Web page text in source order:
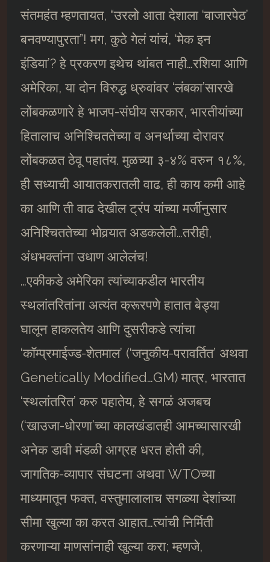
संतमहंत म्हणतायत, “उरलो आता देशाला ‘बाजारपेठ’
बनवण्यापुरता”! मग, कुठे गेलं यांचं, ‘मेक इन
इंडिया’? हे प्रकरण इथेच थांबत नाही…रशिया आणि
अमेरिका, या दोन विरुद्ध ध्रुवांवर ‘लंबका’सारखे
लोंबकळणारे हे भाजप-संघीय सरकार, भारतीयांच्या
हितालाच अनिश्चिततेच्या व अनर्थाच्या दोरावर
लोंबकळत ठेवू पहातंय. मुळच्या ३-४% वरुन १८%,
ही सध्याची आयातकरातली वाढ, ही काय कमी आहे
का आणि ती वाढ देखील ट्रंप यांच्या मर्जीनुसार
अनिश्चिततेच्या भोवर्‍यात अडकलेली…तरीही,
अंधभक्तांना उधाण आलेलंच!
…एकीकडे अमेरिका त्यांच्याकडील भारतीय
स्थलांतरितांना अत्यंत क्रूरपणे हातात बेड्या
घालून हाकलतेय आणि दुसरीकडे त्यांचा
‘काॅम्प्रमाईज्ड-शेतमाल’ (‘जनुकीय-परावर्तित’ अथवा
Genetically Modified…GM) मात्र, भारतात
‘स्थलांतरित’ करु पहातेय, हे सगळं अजबच
(‘खाउजा-धोरणा’च्या कालखंडातही आमच्यासारखी
अनेक डावी मंडळी आग्रह धरत होती की,
जागतिक-व्यापार संघटना अथवा WTOच्या
माध्यमातून फक्त, वस्तुमालालाच सगळ्या देशांच्या
सीमा खुल्या का करत आहात…त्यांची निर्मिती
करणाऱ्या माणसांनाही खुल्या करा; म्हणजे,